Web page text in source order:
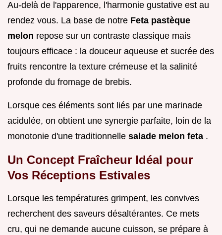
Au-delà de l'apparence, l'harmonie gustative est au
rendez vous. La base de notre Feta pastèque
melon repose sur un contraste classique mais
toujours efficace : la douceur aqueuse et sucrée des
fruits rencontre la texture crémeuse et la salinité
profonde du fromage de brebis.
Lorsque ces éléments sont liés par une marinade
acidulée, on obtient une synergie parfaite, loin de la
monotonie d'une traditionnelle salade melon feta .
Un Concept Fraîcheur Idéal pour
Vos Réceptions Estivales
Lorsque les températures grimpent, les convives
recherchent des saveurs désaltérantes. Ce mets
cru, qui ne demande aucune cuisson, se prépare à